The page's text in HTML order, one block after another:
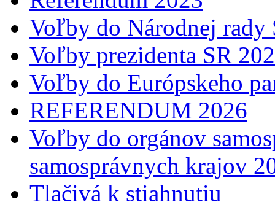
Voľby do Národnej
Voľby prezidenta SR
Voľby do Európskeho
REFERENDUM 2026
Voľby do orgánov
samosprávnych krajov
Tlačivá k stiahnutiu